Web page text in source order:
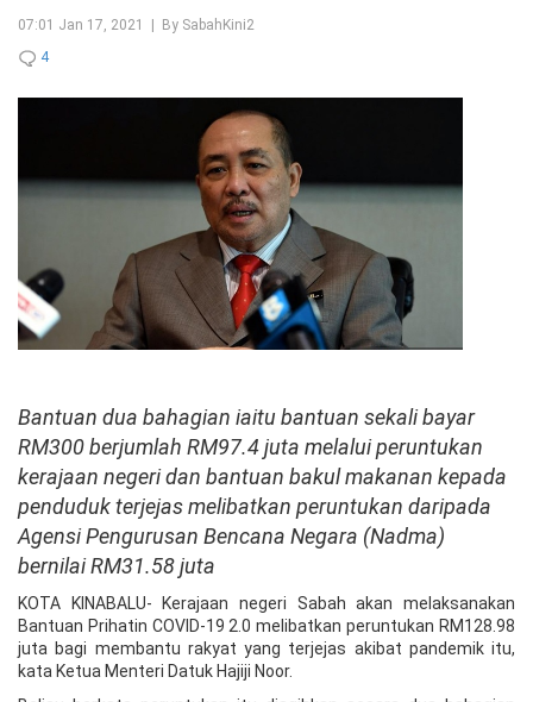
07:01 Jan 17, 2021 | By SabahKini2
4
Bantuan dua bahagian iaitu bantuan sekali bayar
RM300 berjumlah RM97.4 juta melalui peruntukan
kerajaan negeri dan bantuan bakul makanan kepada
penduduk terjejas melibatkan peruntukan daripada
Agensi Pengurusan Bencana Negara (Nadma)
bernilai RM31.58 juta
KOTA KINABALU- Kerajaan negeri Sabah akan melaksanakan
Bantuan Prihatin COVID-19 2.0 melibatkan peruntukan RM128.98
juta bagi membantu rakyat yang terjejas akibat pandemik itu,
kata Ketua Menteri Datuk Hajiji Noor.